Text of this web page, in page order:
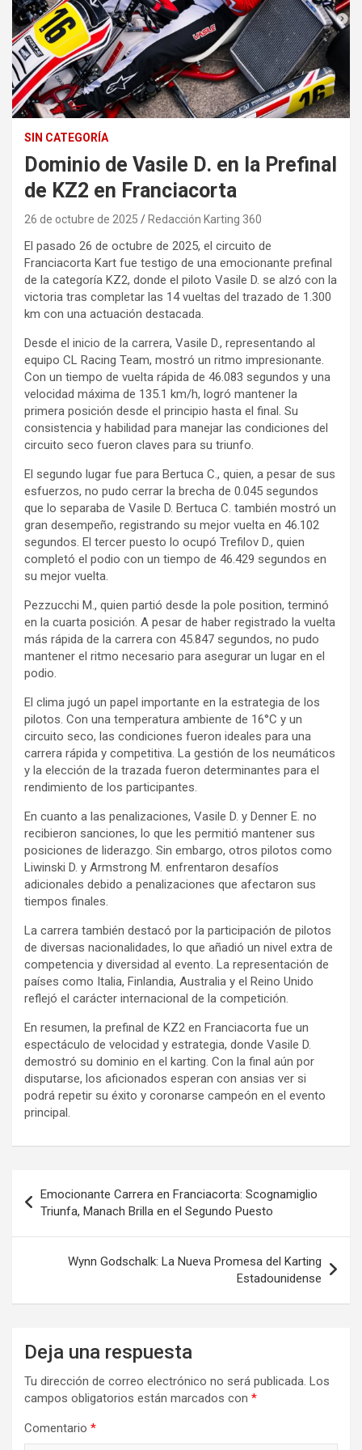
SIN CATEGORÍA
Dominio de Vasile D. en la Prefinal
de KZ2 en Franciacorta
26 de octubre de 2025 Redacción Karting 360
El pasado 26 de octubre de 2025, el circuito de
Franciacorta Kart fue testigo de una emocionante prefinal
de la categoría KZ2, donde el piloto Vasile D. se alzó con la
victoria tras completar las 14 vueltas del trazado de 1.300
km con una actuación destacada.
Desde el inicio de la carrera, Vasile D., representando al
equipo CL Racing Team, mostró un ritmo impresionante.
Con un tiempo de vuelta rápida de 46.083 segundos y una
velocidad máxima de 135.1 km/h, logró mantener la
primera posición desde el principio hasta el final. Su
consistencia y habilidad para manejar las condiciones del
circuito seco fueron claves para su triunfo.
El segundo lugar fue para Bertuca C., quien, a pesar de sus
esfuerzos, no pudo cerrar la brecha de 0.045 segundos
que lo separaba de Vasile D. Bertuca C. también mostró un
gran desempeño, registrando su mejor vuelta en 46.102
segundos. El tercer puesto lo ocupó Trefilov D., quien
completó el podio con un tiempo de 46.429 segundos en
su mejor vuelta.
Pezzucchi M., quien partió desde la pole position, terminó
en la cuarta posición. A pesar de haber registrado la vuelta
más rápida de la carrera con 45.847 segundos, no pudo
mantener el ritmo necesario para asegurar un lugar en el
podio.
El clima jugó un papel importante en la estrategia de los
pilotos. Con una temperatura ambiente de 16°C y un
circuito seco, las condiciones fueron ideales para una
carrera rápida y competitiva. La gestión de los neumáticos
y la elección de la trazada fueron determinantes para el
rendimiento de los participantes.
En cuanto a las penalizaciones, Vasile D. y Denner E. no
recibieron sanciones, lo que les permitió mantener sus
posiciones de liderazgo. Sin embargo, otros pilotos como
Liwinski D. y Armstrong M. enfrentaron desafíos
adicionales debido a penalizaciones que afectaron sus
tiempos finales.
La carrera también destacó por la participación de pilotos
de diversas nacionalidades, lo que añadió un nivel extra de
competencia y diversidad al evento. La representación de
países como Italia, Finlandia, Australia y el Reino Unido
reflejó el carácter internacional de la competición.
En resumen, la prefinal de KZ2 en Franciacorta fue un
espectáculo de velocidad y estrategia, donde Vasile D.
demostró su dominio en el karting. Con la final aún por
disputarse, los aficionados esperan con ansias ver si
podrá repetir su éxito y coronarse campeón en el evento
principal.
de
entradas
Emocionante Carrera en Franciacorta: Scognamiglio
Triunfa, Manach Brilla en el Segundo Puesto
Wynn Godschalk: La Nueva Promesa del Karting
Estadounidense
Deja una respuesta
Tu dirección de correo electrónico no será publicada. Los
campos obligatorios están marcados con *
Comentario *